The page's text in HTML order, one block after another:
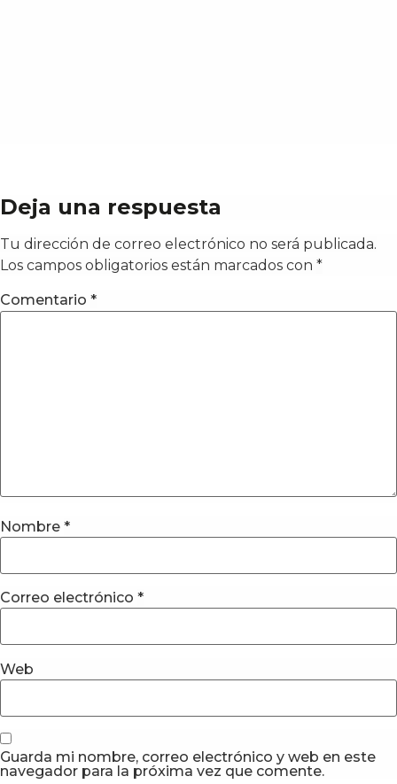
Deja una respuesta
Tu dirección de correo electrónico no será publicada.
Los campos obligatorios están marcados con *
Comentario *
Nombre *
Correo electrónico *
Web
Guarda mi nombre, correo electrónico y web en este
navegador para la próxima vez que comente.